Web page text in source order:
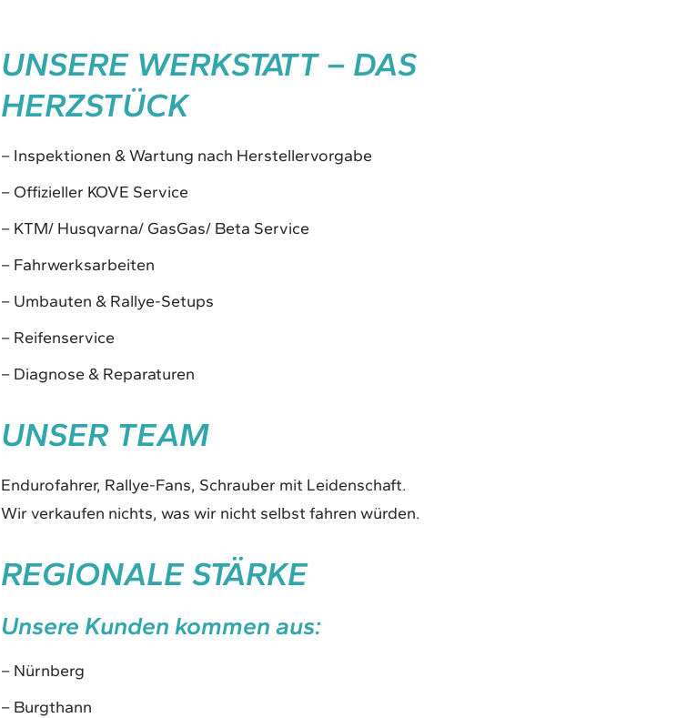
UNSERE WERKSTATT – DAS
HERZSTÜCK
– Inspektionen & Wartung nach Herstellervorgabe
– Offizieller KOVE Service
– KTM/ Husqvarna/ GasGas/ Beta Service
– Fahrwerksarbeiten
– Umbauten & Rallye-Setups
– Reifenservice
– Diagnose & Reparaturen
UNSER TEAM
Endurofahrer, Rallye-Fans, Schrauber mit Leidenschaft.
Wir verkaufen nichts, was wir nicht selbst fahren würden.
REGIONALE STÄRKE
Unsere Kunden kommen aus:
– Nürnberg
– Burgthann